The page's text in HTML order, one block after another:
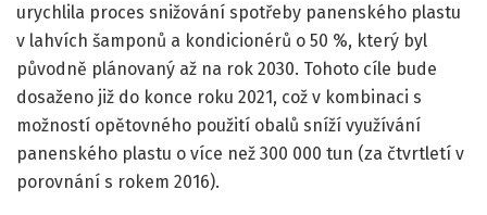
urychlila proces snižování spotřeby panenského plastu
v lahvích šamponů a kondicionérů o 50 %, který byl
původně plánovaný až na rok 2030. Tohoto cíle bude
dosaženo již do konce roku 2021, což v kombinaci s
možností opětovného použití obalů sníží využívání
panenského plastu o více než 300 000 tun (za čtvrtletí v
porovnání s rokem 2016).